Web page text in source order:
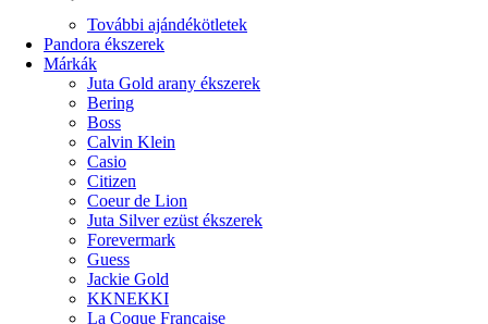
További ajándékötletek
Pandora ékszerek
Márkák
Juta Gold arany ékszerek
Bering
Boss
Calvin Klein
Casio
Citizen
Coeur de Lion
Juta Silver ezüst ékszerek
Forevermark
Guess
Jackie Gold
KKNEKKI
La Coque Francaise